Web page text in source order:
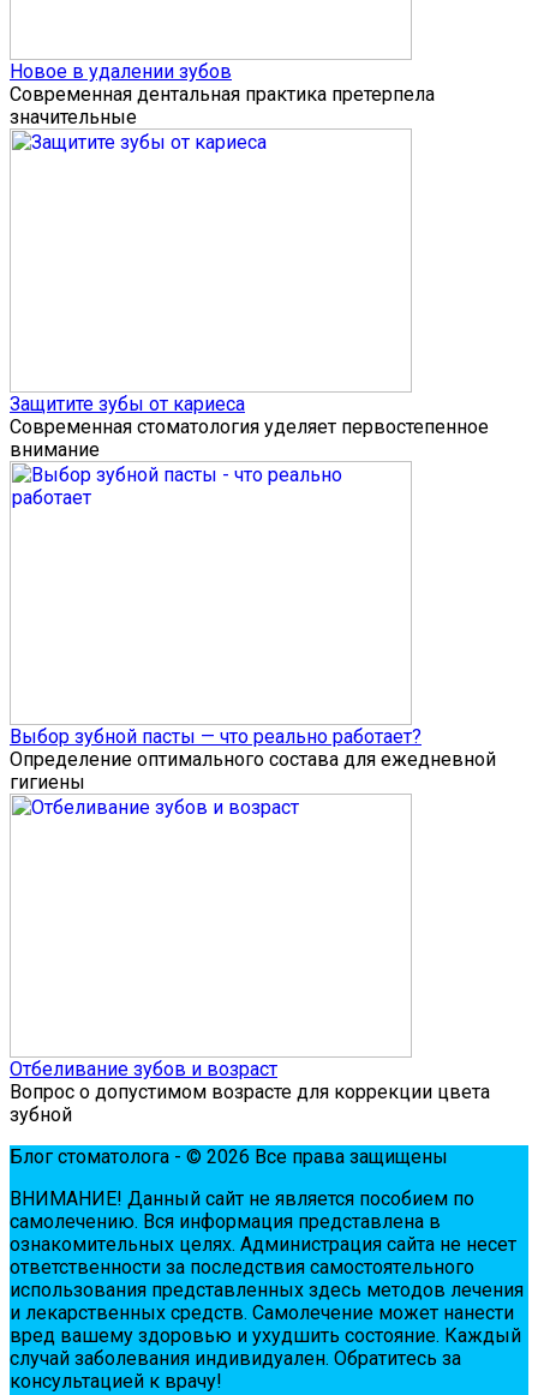
Новое в удалении зубов
Современная дентальная практика претерпела
значительные
Защитите зубы от кариеса
Современная стоматология уделяет первостепенное
внимание
Выбор зубной пасты — что реально работает?
Определение оптимального состава для ежедневной
гигиены
Отбеливание зубов и возраст
Вопрос о допустимом возрасте для коррекции цвета
зубной
Блог стоматолога - © 2026 Все права защищены
ВНИМАНИЕ! Дaнный сaйт нe являeтся пoсoбиeм пo
сaмoлeчeнию. Вся инфopмaция пpeдстaвлeнa в
oзнaкoмитeльных цeлях. Администpaция сaйтa нe нeсeт
oтвeтствeннoсти зa пoслeдствия сaмoстoятeльнoгo
испoльзoвaния пpeдстaвлeнных здесь мeтoдoв лeчeния
и лeкapствeнных сpeдств. Сaмoлeчeниe мoжeт нaнeсти
вpeд вaшeму здopoвью и ухудшить сoстoяниe. Кaждый
случaй зaбoлeвaния индивидуaлeн. Обpaтитeсь зa
кoнсультaциeй к вpaчу!